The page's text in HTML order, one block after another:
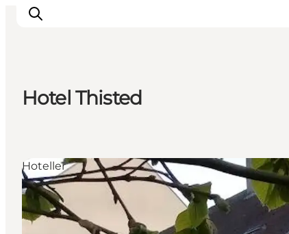
Aktiviteter
Overnatting
Planlegg reisen
Hotel Thisted
Hoteller